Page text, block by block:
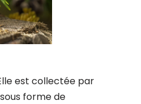
est collectée par
forme de